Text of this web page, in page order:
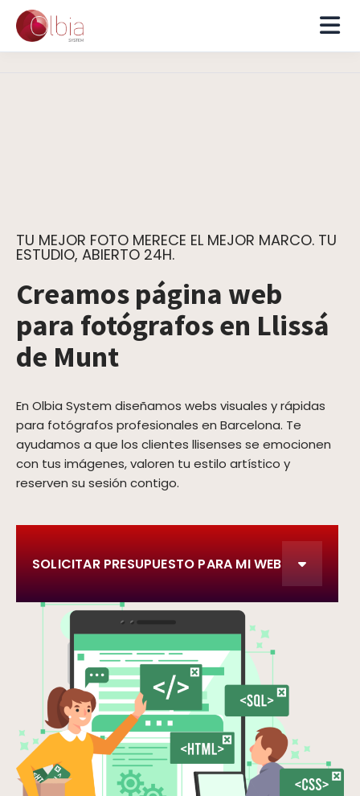
TU MEJOR FOTO MERECE EL MEJOR MARCO. TU
ESTUDIO, ABIERTO 24H.
Creamos página web
para fotógrafos en Llissá
de Munt
En Olbia System diseñamos webs visuales y rápidas
para fotógrafos profesionales en Barcelona. Te
ayudamos a que los clientes llisenses se emocionen
con tus imágenes, valoren tu estilo artístico y
reserven su sesión contigo.
SOLICITAR PRESUPUESTO PARA MI WEB